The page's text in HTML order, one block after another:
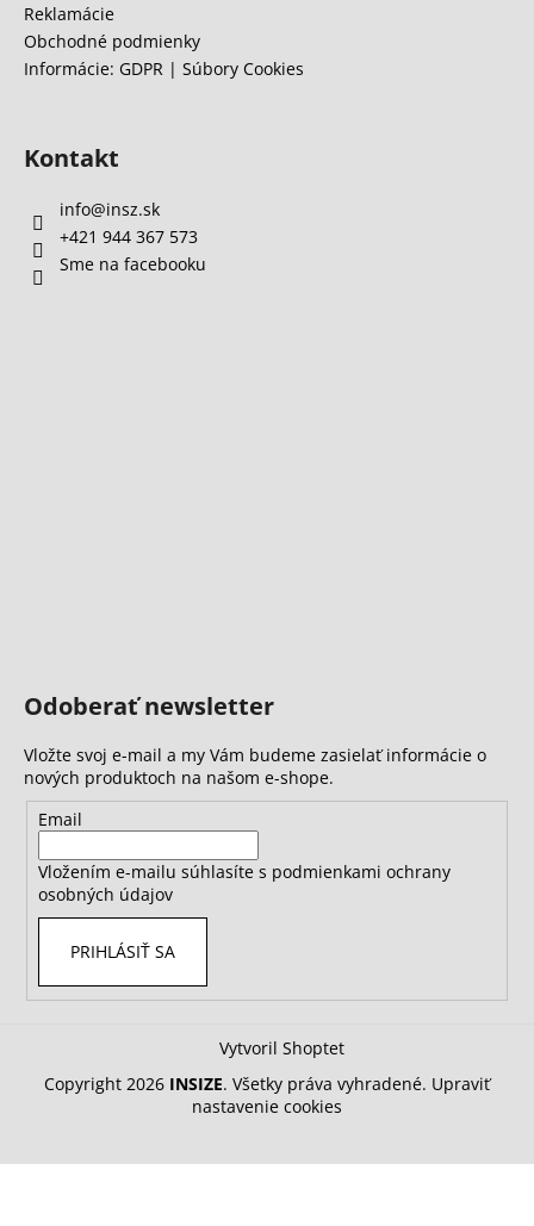
Reklamácie
Obchodné podmienky
Informácie: GDPR | Súbory Cookies
Kontakt
info@insz.sk
+421 944 367 573
Sme na facebooku
Odoberať newsletter
Vložte svoj e-mail a my Vám budeme zasielať informácie o
nových produktoch na našom e-shope.
Email
Vložením e-mailu súhlasíte s podmienkami ochrany
osobných údajov
PRIHLÁSIŤ SA
Vytvoril Shoptet
Copyright 2026 INSIZE. Všetky práva vyhradené. Upraviť
nastavenie cookies